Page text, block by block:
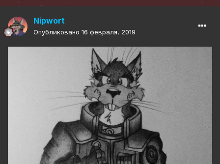
Nipwort
Опубликовано 16 февраля, 2019